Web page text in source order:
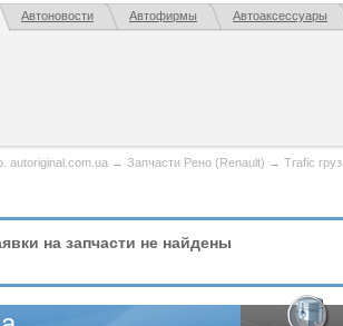
Автоновости Автофирмы Автоаксессуары
autoriginal.com.ua → Запчасти Рено (Renault) → Trafic груз.
на запчасти не найдены